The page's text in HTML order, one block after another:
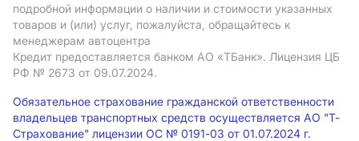
подробной информации о наличии и стоимости указанных
товаров и (или) услуг, пожалуйста, обращайтесь к
менеджерам автоцентра
Кредит предоставляется банком АO «ТБанк». Лицензия ЦБ
РФ № 2673 от 09.07.2024.
Обязательное страхование гражданской ответственности
владельцев транспортных средств осуществляется АО "Т-
Страхование" лицензии ОС № 0191-03 от 01.07.2024 г.